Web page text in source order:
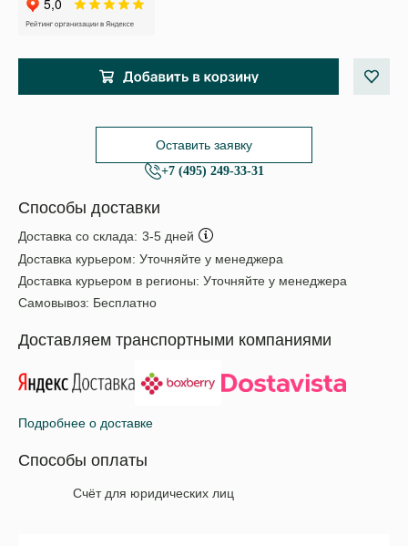
Оставить заявку
+7 (495) 249-33-31
Способы доставки
Доставка со склада: 3-5 дней
Доставка курьером: Уточняйте у менеджера
Доставка курьером в регионы: Уточняйте у менеджера
Самовывоз: Бесплатно
Доставляем транспортными компаниями
Подробнее о доставке
Способы оплаты
Счёт для юридических лиц